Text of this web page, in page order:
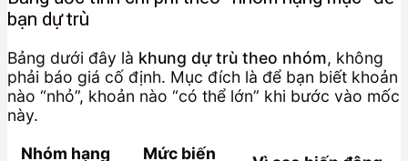
bạn dự trù
Bảng dưới đây là khung dự trù theo nhóm, không
phải báo giá cố định. Mục đích là để bạn biết khoản
nào “nhỏ”, khoản nào “có thể lớn” khi bước vào mốc
này.
Nhóm hạng
Mức biến